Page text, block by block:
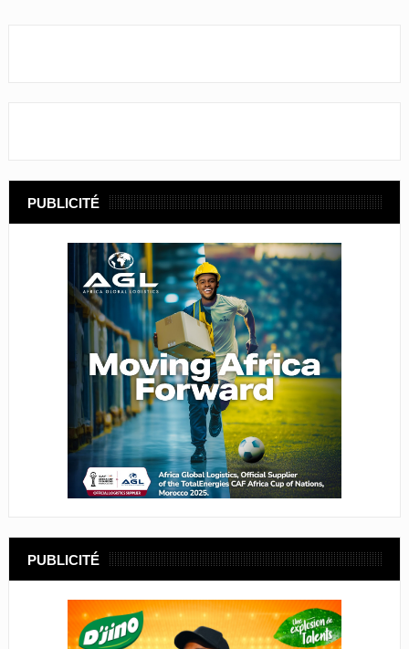
PUBLICITÉ
PUBLICITÉ